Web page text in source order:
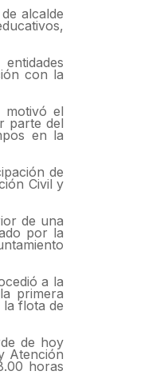
alcalde
con la
motivó el
parte del
en la
de
Civil y
de una
por la
a la
primera
flota de
de hoy
Atención
horas